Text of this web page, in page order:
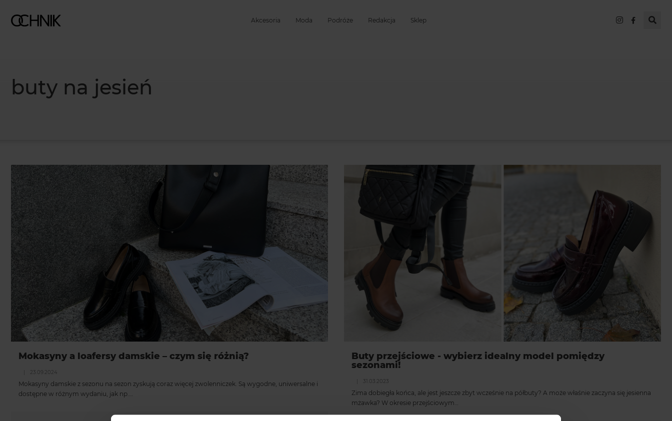
Akcesoria Moda Podróże Redakcja Sklep
buty na jesień
Mokasyny a loafersy damskie – czym się różnią?
23.09.2024
Mokasyny damskie z sezonu na sezon zyskują coraz więcej zwolenniczek. Są wygodne, uniwersalne i
dostępne w różnym wydaniu, jak np.…
Buty przejściowe - wybierz idealny model pomiędzy
sezonami!
31.03.2023
Zima dobiegła końca, ale jest jeszcze zbyt wcześnie na półbuty? A może właśnie zaczyna się jesienna
mżawka? W okresie przejściowym…